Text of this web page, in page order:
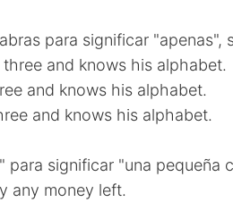
para significar
and knows his alphabet.
and knows his alphabet.
and knows his alphabet.
para significar "una pequeña
any money left.